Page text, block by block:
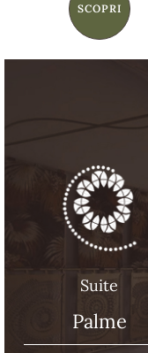
SCOPRI
Suite
Palme